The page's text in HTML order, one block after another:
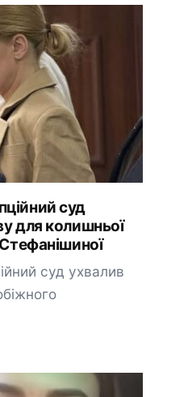
суд
для колишньої
суд ухвалив